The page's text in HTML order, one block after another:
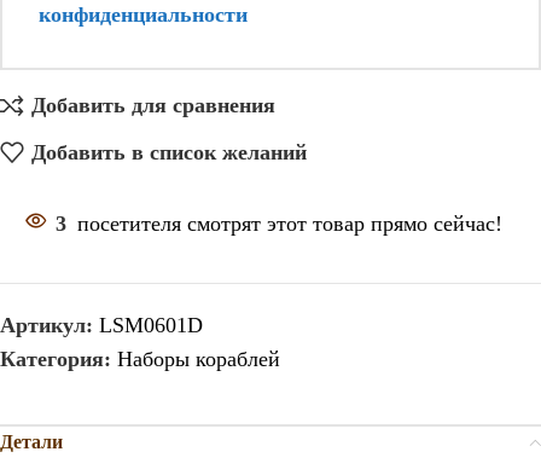
конфиденциальности
Добавить для сравнения
Добавить в список желаний
3 посетителя смотрят этот товар прямо сейчас!
Артикул: LSM0601D
Категория: Наборы кораблей
Детали